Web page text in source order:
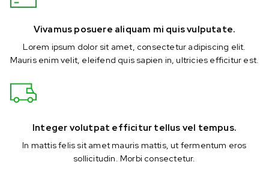
Vivamus posuere aliquam mi quis vulputate.
Lorem ipsum dolor sit amet, consectetur adipiscing elit.
Mauris enim velit, eleifend quis sapien in, ultricies efficitur est.
Integer volutpat efficitur tellus vel tempus.
In mattis felis sit amet mauris mattis, ut fermentum eros
sollicitudin. Morbi consectetur.